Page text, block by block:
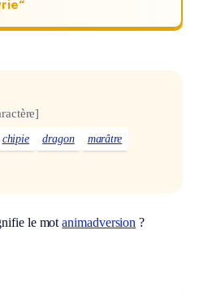
chipie dragon
marâtre
le motanimadversion ?